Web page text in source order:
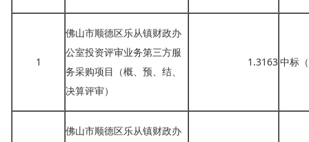
1
佛山市顺德区乐从镇财政办
公室投资评审业务第三方服
务采购项目（概、预、结、
决算评审）
1.3163中标
佛山市顺德区乐从镇财政办